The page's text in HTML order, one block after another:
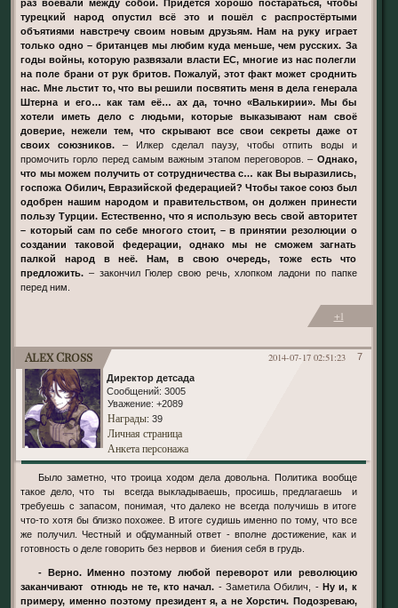
раз воевали между собой. Придётся хорошо постараться, чтобы
турецкий народ опустил всё это и пошёл с распростёртыми
объятиями навстречу своим новым друзьям. Нам на руку играет
только одно – британцев мы любим куда меньше, чем русских. За
годы войны, которую развязали власти ЕС, многие из нас полегли
на поле брани от рук бритов. Пожалуй, этот факт может сроднить
нас. Мне льстит то, что вы решили посвятить меня в дела генерала
Штерна и его… как там её… ах да, точно «Валькирии». Мы бы
хотели иметь дело с людьми, которые выказывают нам своё
доверие, нежели тем, что скрывают все свои секреты даже от
своих союзников.– Илкер сделал паузу, чтобы отпить воды и
промочить горло перед самым важным этапом переговоров. – Однако,
что мы можем получить от сотрудничества с… как Вы выразились,
госпожа Обилич, Евразийской федерацией? Чтобы такое союз был
одобрен нашим народом и правительством, он должен принести
пользу Турции. Естественно, что я использую весь свой авторитет
– который сам по себе многого стоит, – в принятии резолюции о
создании таковой федерации, однако мы не сможем загнать
палкой народ в неё. Нам, в свою очередь, тоже есть что
предложить.– закончил Гюлер свою речь, хлопком ладони по папке
перед ним.
+1
7
2014-07-17 02:51:23
Alex Cross
Директор детсада
Сообщений: 3005
Уважение: +2089
Награды: 39
Личная страница
Анкета персонажа
Было заметно, что троица ходом дела довольна. Политика вообще
такое дело, что ты всегда выкладываешь, просишь, предлагаешь и
требуешь с запасом, понимая, что далеко не всегда получишь в итоге
что-то хотя бы близко похожее. В итоге судишь именно по тому, что все
же получил. Честный и обдуманный ответ - вполне достижение, как и
готовность о деле говорить без нервов и биения себя в грудь.
- Верно. Именно поэтому любой переворот или революцию
заканчивают отнюдь не те, кто начал. - Заметила Обилич, - Ну и, к
примеру, именно поэтому президент я, а не Хорстич. Подозреваю,